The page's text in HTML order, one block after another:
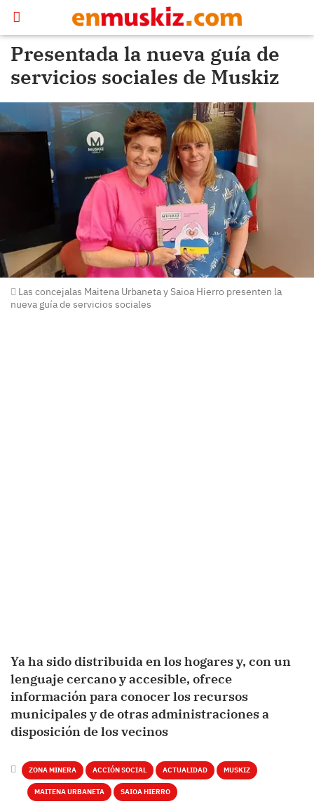
Presentada la nueva guía de
servicios sociales de Muskiz
Las concejalas Maitena Urbaneta y Saioa Hierro presenten la
nueva guía de servicios sociales
Ya ha sido distribuida en los hogares y, con un
lenguaje cercano y accesible, ofrece
información para conocer los recursos
municipales y de otras administraciones a
disposición de los vecinos
ZONA MINERA ACCIÓN SOCIAL ACTUALIDAD MUSKIZ
MAITENA URBANETA SAIOA HIERRO